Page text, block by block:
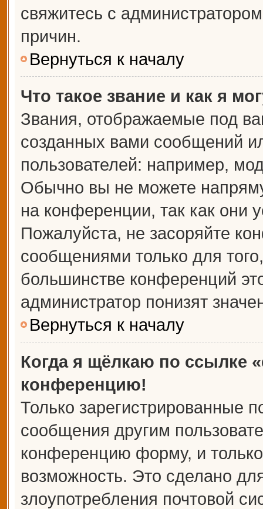
свяжитесь с
причин.
Вернуться к началу
Что такое звание и как я
Звания, отображаемые под
созданных вами сообщений
пользователей: например,
Обычно вы не можете
на конференции, так как они
Пожалуйста, не засоряйте
сообщениями только для
большинстве конференций
администратор понизят
Вернуться к началу
Когда я щёлкаю по ссылке
конференцию!
Только зарегистрированные
сообщения другим
конференцию форму, и
возможность. Это сделано
злоупотребления почтовой